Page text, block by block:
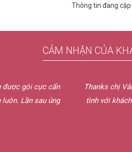
Thông tin đang
CẢM NHẬN CỦA
cẩn
ủng
Thanks chị Vân. Em rất
tình với khách. Em sẽ giới
nước